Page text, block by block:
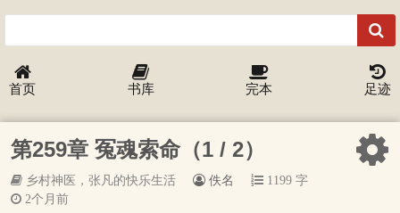
首页 书库 完本 足迹
第259章 冤魂索命（1 / 2）
乡村神医，张凡的快乐生活 佚名
1199 字
2个月前